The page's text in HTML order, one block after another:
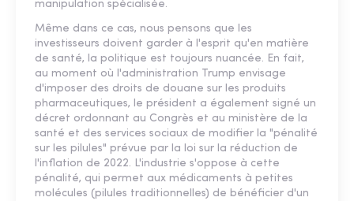
manipulation spécialisée.
Même dans ce cas, nous pensons que les
investisseurs doivent garder à l'esprit qu'en matière
de santé, la politique est toujours nuancée. En fait,
au moment où l'administration Trump envisage
d'imposer des droits de douane sur les produits
pharmaceutiques, le président a également signé un
décret ordonnant au Congrès et au ministère de la
santé et des services sociaux de modifier la "pénalité
sur les pilules" prévue par la loi sur la réduction de
l'inflation de 2022. L'industrie s'oppose à cette
pénalité, qui permet aux médicaments à petites
molécules (pilules traditionnelles) de bénéficier d'un